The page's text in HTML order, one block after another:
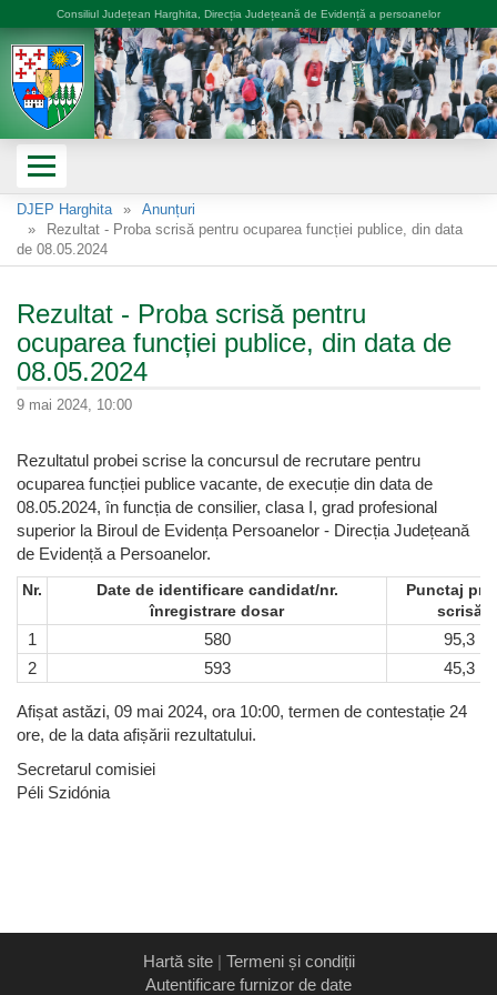
DJEP Harghita
Anunțuri
Rezultat - Proba scrisă pentru ocuparea funcției publice, din data
de 08.05.2024
Rezultat - Proba scrisă pentru
ocuparea funcției publice, din data de
08.05.2024
9 mai 2024, 10:00
Rezultatul probei scrise la concursul de recrutare pentru
ocuparea funcției publice vacante, de execuție din data de
08.05.2024, în funcția de consilier, clasa I, grad profesional
superior la Biroul de Evidența Persoanelor - Direcția Județeană
de Evidență a Persoanelor.
Nr.
Date de identificare candidat/nr.
înregistrare dosar
Punctaj
scrisă
1 580
95,3
2
593 45,3
Afișat astăzi, 09 mai 2024, ora 10:00, termen de contestație 24
ore, de la data afișării rezultatului.
Secretarul comisiei
Péli Szidónia
Consiliul Județean Harghita, Direcția Județeană de Evidență a persoanelor
Hartă site| Termeni și condiții
Autentificare furnizor de date